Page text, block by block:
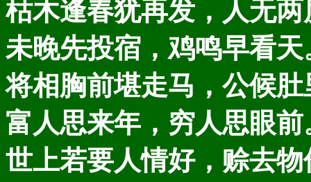
枯木逢春犹再发，人无
未晚先投宿，鸡鸣早看天
将相胸前堪走马，公候
富人思来年，穷人思眼前
世上若要人情好，赊去